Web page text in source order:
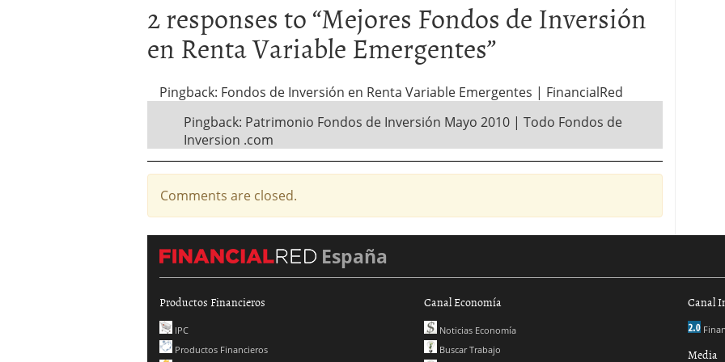
2 responses to “Mejores Fondos de Inversión
en Renta Variable Emergentes”
Pingback: Fondos de Inversión en Renta Variable Emergentes | FinancialRed
Pingback: Patrimonio Fondos de Inversión Mayo 2010 | Todo Fondos de
Inversion .com
Comments are closed.
España
Productos Financieros
IPC
Productos Financieros
Canal Economía
Noticias Economía
Buscar Trabajo
Canal
Media